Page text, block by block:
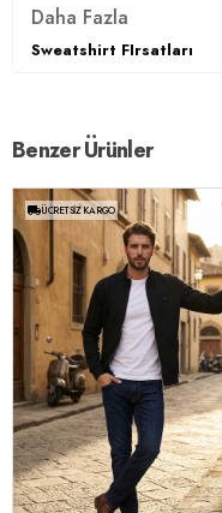
Daha Fazla
Sweatshirt FIrsatları
Benzer Ürünler
ÜCRETSIZ KARGO